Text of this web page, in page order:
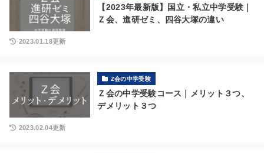
【2023年最新版】国立・私立中学受験｜
Ｚ会、進研ゼミ、四谷大塚の違い
2023.01.18更新
Z会の中学受験
Ｚ会の中学受験コース｜メリット３つ、
デメリット３つ
2023.02.04更新